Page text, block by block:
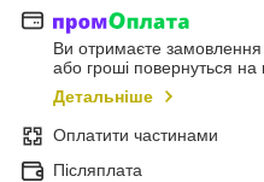
Ви отримаєте замовлення
або гроші повернуться на
Детальніше
Оплатити частинами
Післяплата